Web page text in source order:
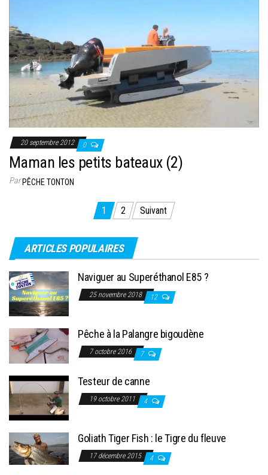
20 septembre 2012 0
Maman les petits bateaux (2)
ParPÊCHE TONTON
des
publications
1 2 Suivant
ARTICLES POPULAIRES
Naviguer au Superéthanol E85 ?
25 novembre 2018 12
Pêche à la Palangre bigoudène
7 octobre 2016 7
Testeur de canne
19 octobre 2011 4
Goliath Tiger Fish : le Tigre du fleuve
17 décembre 2015 4